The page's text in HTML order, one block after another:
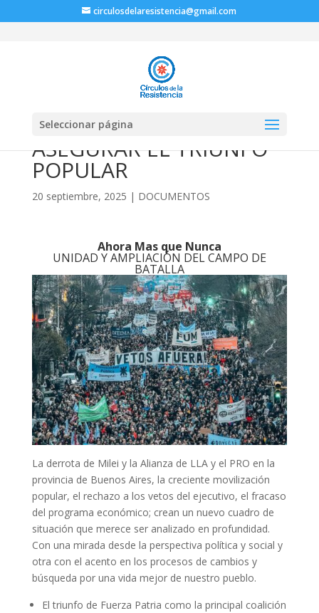
circulosdelaresistencia@gmail.com
Seleccionar página
ASEGURAR EL TRIUNFO
POPULAR
20 septiembre, 2025 | DOCUMENTOS
Ahora Mas que Nunca
UNIDAD Y AMPLIACIÓN DEL CAMPO DE
BATALLA
La derrota de Milei y la Alianza de LLA y el PRO en la
provincia de Buenos Aires, la creciente movilización
popular, el rechazo a los vetos del ejecutivo, el fracaso
del programa económico; crean un nuevo cuadro de
situación que merece ser analizado en profundidad.
Con una mirada desde la perspectiva política y social y
otra con el acento en los procesos de cambios y
búsqueda por una vida mejor de nuestro pueblo.
El triunfo de Fuerza Patria como la principal coalición